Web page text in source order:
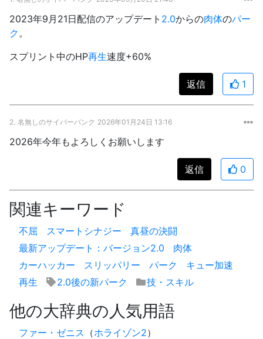
2023年9月21日配信のアップデート 2.0からの肉体のパー
ク 。
スプリント中のHP再生速度+60%
返信 1
2. 名無しのサイバーパンク 2026年01月24日 13:16
2026年今年もよろしくお願いします
返信 0
関連キーワード
不屈 スマートシナジー
真昼の決闘
最新アップデート：バージョン2.0
肉体
カーハッカー
スリッパリー パーク
キュー加速
再生
2.0後の新パーク 技・スキル
他の大辞典の人気用語
ファー・ゼニス （ホライゾン2）